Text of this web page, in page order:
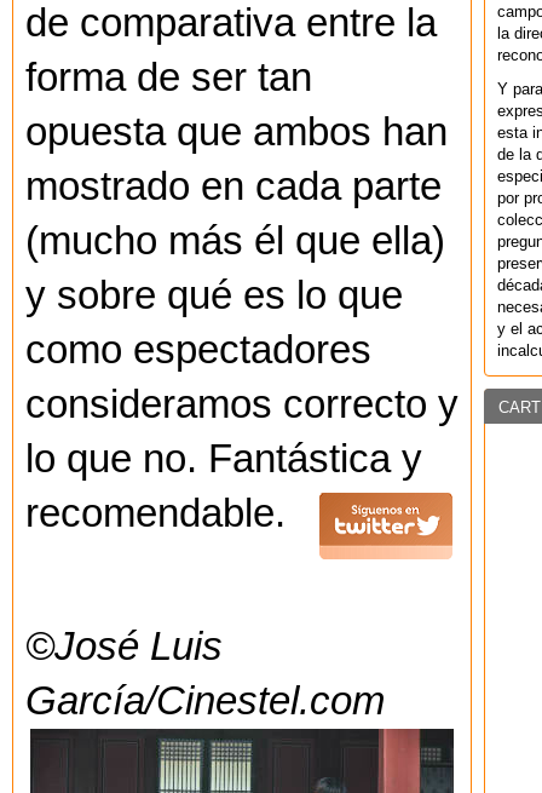
de comparativa entre la
forma de ser tan
opuesta que ambos han
mostrado en cada parte
(mucho más él que ella)
y sobre qué es lo que
como espectadores
consideramos correcto y
lo que no. Fantástica y
recomendable.
©José Luis
García/Cinestel.com
la
Y
esta
de la
por
y el